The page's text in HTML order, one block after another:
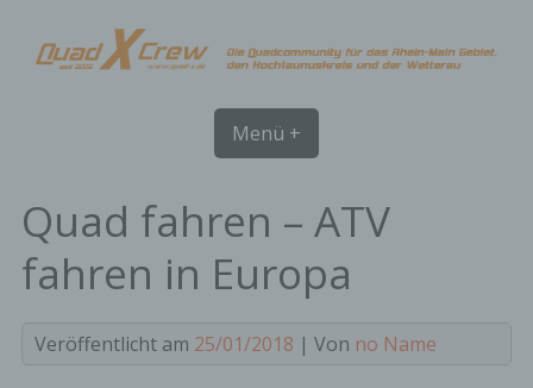
content
Menü +
Quad fahren – ATV
fahren in Europa
Veröffentlicht am 25/01/2018 | Von no Name